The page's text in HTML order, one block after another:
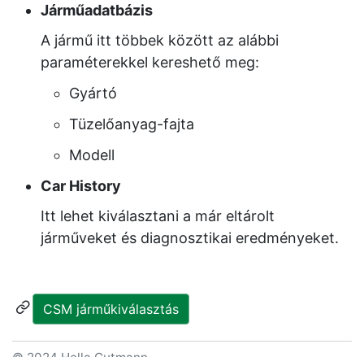
Járműadatbázis
A jármű itt többek között az alábbi
paraméterekkel kereshető meg:
Gyártó
Tüzelőanyag-fajta
Modell
Car History
Itt lehet kiválasztani a már eltárolt
járműveket és diagnosztikai eredményeket.
CSM járműkiválasztás